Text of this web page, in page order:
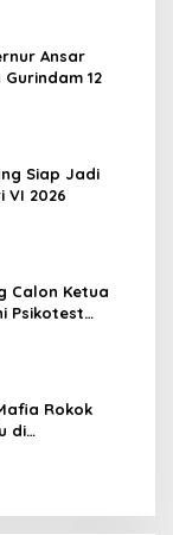
Ansar
12
Siap Jadi
VI 2026
Calon Ketua
Psikotest
Rokok
di